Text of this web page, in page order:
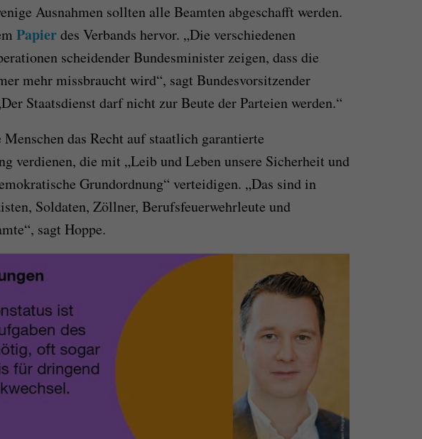
Ausnahmen sollten alle Beamten abgeschafft werden.
Papierdes Verbands hervor. „Die verschiedenen
scheidender Bundesminister zeigen, dass die
mehr missbraucht wird“, sagt Bundesvorsitzender
Staatsdienst darf nicht zur Beute der Parteien werden.“
das Recht auf staatlich garantierte
verdienen, die mit „Leib und Leben unsere Sicherheit und
Grundordnung“ verteidigen. „Das sind in
Soldaten, Zöllner, Berufsfeuerwehrleute und
sagt Hoppe.